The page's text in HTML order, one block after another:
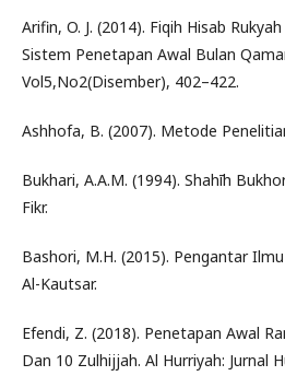
Arifin, O. J. (2014). Fiqih Hisab
Sistem Penetapan Awal Bulan
Vol5,No2(Disember), 402–422.
Ashhofa, B. (2007). Metode
Bukhari, A.A.M. (1994). Shahīh
Fikr.
Bashori, M.H. (2015). Pengantar
Al-Kautsar.
Efendi, Z. (2018). Penetapan Awal